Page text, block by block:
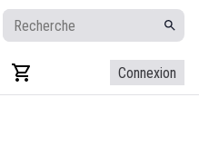
Connexion